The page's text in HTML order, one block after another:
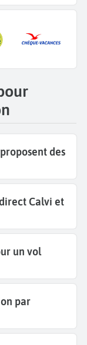
des
Calvi et
un vol
par